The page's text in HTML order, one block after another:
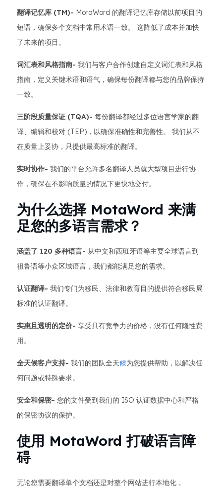
翻译记忆库 (TM)- MotaWord 的翻译记忆库存储以前项目的
短语，确保多个文档中常用术语一致。 这降低了成本并加快
了未来的项目。
词汇表和风格指南- 我们与客户合作创建自定义词汇表和风格
指南，定义关键术语和语气，确保每份翻译都与您的品牌保持
一致。
三阶段质量保证 (TQA)- 每份翻译都经过多位语言学家的翻
译、编辑和校对 (TEP)，以确保准确性和完善性。 我们从不
在质量上妥协，只提供最高标准的翻译。
实时协作- 我们的平台允许多名翻译人员就大型项目进行协
作，确保在不影响质量的情况下更快地交付。
为什么选择 MotaWord 来满
足您的多语言需求？
涵盖了 120 多种语言- 从中文和西班牙语等主要全球语言到
祖鲁语等小众区域语言，我们都能满足您的需求。
认证翻译- 我们专门为移民、法律和教育目的提供符合移民局
标准的认证翻译。
实惠且透明的定价- 享受具有竞争力的价格，没有任何隐性费
用。
全天候客户支持- 我们的团队全天候为您提供帮助，以解决任
何问题或特殊要求。
安全和保密- 您的文件受到我们的 ISO 认证数据中心和严格
的保密协议的保护。
使用 MotaWord 打破语言障
碍
无论您需要翻译单个文档还是对整个网站进行本地化，